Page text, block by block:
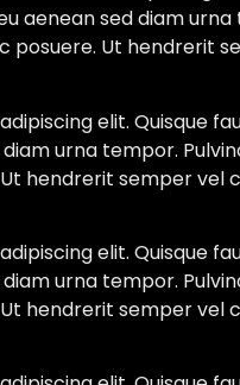
aenean sed diam
posuere. Ut
elit. Quisque
urna tempor.
hendrerit semper
elit. Quisque
urna tempor.
hendrerit semper